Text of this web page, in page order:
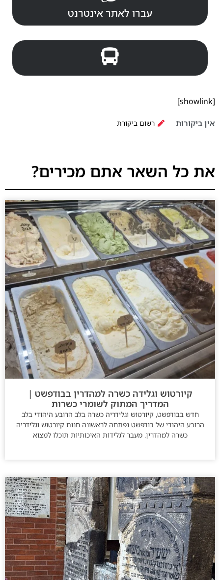
עברו לאתר אינטרנט
[showlink]
אין ביקורות רשום ביקורת
את כל השאר אתם מכירים?
קיורטוש וגלידה כשרה למהדרין בבודפשט |
המדריך המתוק לשומרי כשרות
חדש בבודפשט, קיורטוש וגלידריה כשרה בלב הרובע היהודי בלב
הרובע היהודי של בודפשט נפתחה לראשונה חנות קיורטוש וגלידריה
כשרה למהדרין. מעבר לגלידות האיכותיות תוכלו למצוא